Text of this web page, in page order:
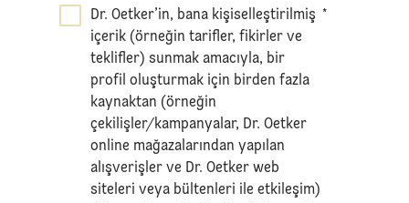
Dr. Oetker’in, bana kişiselleştirilmiş
içerik (örneğin tarifler, fikirler ve
teklifler) sunmak amacıyla, bir
profil oluşturmak için birden fazla
kaynaktan (örneğin
çekilişler/kampanyalar, Dr. Oetker
online mağazalarından yapılan
alışverişler ve Dr. Oetker web
siteleri veya bültenleri ile etkileşim)
*